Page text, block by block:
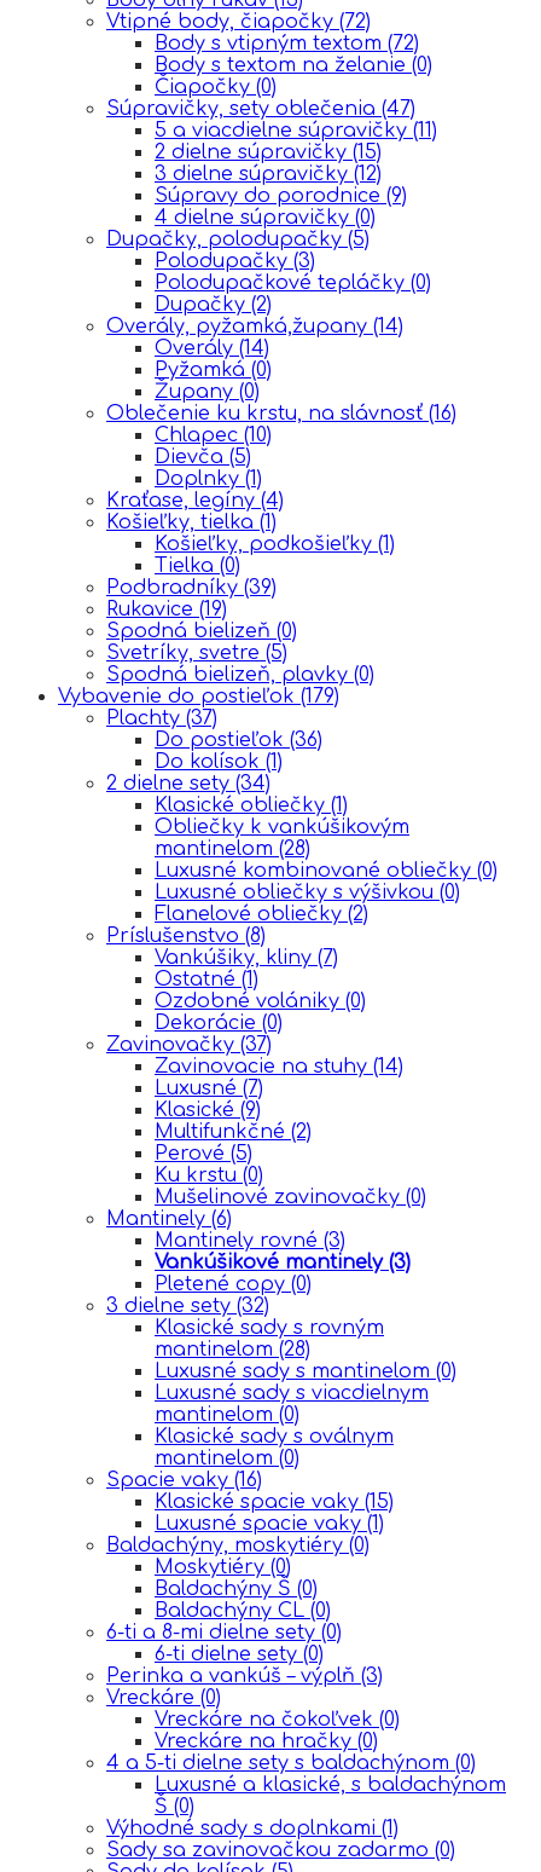
Vtipné body, čiapočky (72)
Body s vtipným textom (72)
Body s textom na želanie (0)
Čiapočky (0)
Súpravičky, sety oblečenia (47)
5 a viacdielne súpravičky (11)
2 dielne súpravičky (15)
3 dielne súpravičky (12)
Súpravy do porodnice (9)
4 dielne súpravičky (0)
Dupačky, polodupačky (5)
Polodupačky (3)
Polodupačkové tepláčky (0)
Dupačky (2)
Overály, pyžamká,župany (14)
Overály (14)
Pyžamká (0)
Župany (0)
Oblečenie ku krstu, na slávnosť (16)
Chlapec (10)
Dievča (5)
Doplnky (1)
Kraťase, legíny (4)
Košieľky, tielka (1)
Košieľky, podkošieľky (1)
Tielka (0)
Podbradníky (39)
Rukavice (19)
Spodná bielizeň (0)
Svetríky, svetre (5)
Spodná bielizeň, plavky (0)
Vybavenie do postieľok (179)
Plachty (37)
Do postieľok (36)
Do kolísok (1)
2 dielne sety (34)
Klasické obliečky (1)
Obliečky k vankúšikovým
mantinelom (28)
Luxusné kombinované obliečky (0)
Luxusné obliečky s výšivkou (0)
Flanelové obliečky (2)
Príslušenstvo (8)
Vankúšiky, kliny (7)
Ostatné (1)
Ozdobné volániky (0)
Dekorácie (0)
Zavinovačky (37)
Zavinovacie na stuhy (14)
Luxusné (7)
Klasické (9)
Multifunkčné (2)
Perové (5)
Ku krstu (0)
Mušelinové zavinovačky (0)
Mantinely (6)
Mantinely rovné (3)
Vankúšikové mantinely (3)
Pletené copy (0)
3 dielne sety (32)
Klasické sady s rovným
mantinelom (28)
Luxusné sady s mantinelom (0)
Luxusné sady s viacdielnym
mantinelom (0)
Klasické sady s oválnym
mantinelom (0)
Spacie vaky (16)
Klasické spacie vaky (15)
Luxusné spacie vaky (1)
Baldachýny, moskytiéry (0)
Moskytiéry (0)
Baldachýny Š (0)
Baldachýny CL (0)
6-ti a 8-mi dielne sety (0)
6-ti dielne sety (0)
Perinka a vankúš – výplň (3)
Vreckáre (0)
Vreckáre na čokoľvek (0)
Vreckáre na hračky (0)
4 a 5-ti dielne sety s baldachýnom (0)
Luxusné a klasické, s baldachýnom
Š (0)
Výhodné sady s doplnkami (1)
Sady sa zavinovačkou zadarmo (0)